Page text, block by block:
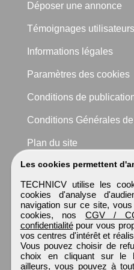
Les cookies permettent
TECHNICV utilise les
cookies d'analyse
navigation sur ce site,
cookies, nos CGV /
confidentialitépour vous
vos centres d'intérêt et
Vous pouvez choisir de
choix en cliquant sur le
ailleurs, vous pouvez à
Déposer une annonce
Témoignages utilisateurs
Informations légales
Paramètres des cookies
Conditions de
Conditions Générales
Plan du site